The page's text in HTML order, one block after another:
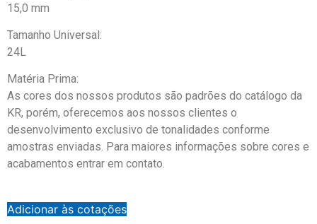
15,0 mm
Tamanho Universal:
24L
Matéria Prima:
As cores dos nossos produtos são padrões do catálogo da
KR, porém, oferecemos aos nossos clientes o
desenvolvimento exclusivo de tonalidades conforme
amostras enviadas. Para maiores informações sobre cores e
acabamentos entrar em contato.
Adicionar às cotações